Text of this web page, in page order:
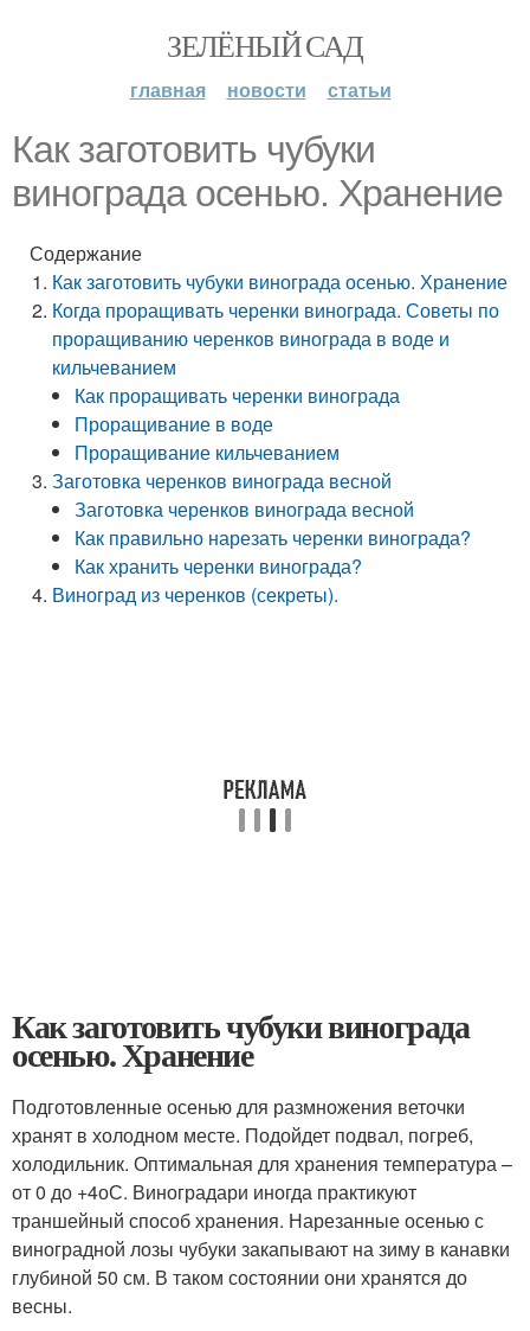
ЗЕЛЁНЫЙ САД
главная новости статьи
Как заготовить чубуки
винограда осенью. Хранение
Содержание
Как заготовить чубуки винограда осенью. Хранение
Когда проращивать черенки винограда. Советы по
проращиванию черенков винограда в воде и
кильчеванием
Как проращивать черенки винограда
Проращивание в воде
Проращивание кильчеванием
Заготовка черенков винограда весной
Заготовка черенков винограда весной
Как правильно нарезать черенки винограда?
Как хранить черенки винограда?
Виноград из черенков (секреты).
Как заготовить чубуки винограда
осенью. Хранение
Подготовленные осенью для размножения веточки
хранят в холодном месте. Подойдет подвал, погреб,
холодильник. Оптимальная для хранения температура –
от 0 до +4оС. Виноградари иногда практикуют
траншейный способ хранения. Нарезанные осенью с
виноградной лозы чубуки закапывают на зиму в канавки
глубиной 50 см. В таком состоянии они хранятся до
весны.